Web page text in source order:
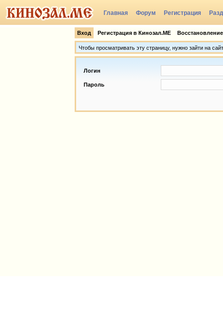
Главная Форум Регистрация
Вход Регистрация в Кинозал.МЕ
Чтобы просматривать эту страницу, нужно зайти на сайт
Логин
Пароль